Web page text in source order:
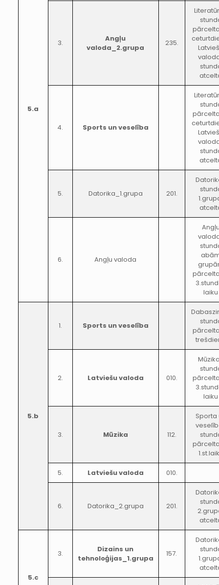
5.a
3.
Angļu
valoda_2.grupa
235.
4. Sports un veselība
5. Datorika_1.grupa 201.
6. Angļu valoda
laiku
5.b
1. Sports un veselība
2. Latviešu valoda 010.
laiku
3. Mūzika 112.
Sporta
5. Latviešu valoda 010.
6. Datorika_2.grupa 201.
5.c
3.
Dizains un
tehnoloģijas_1.grupa
157.